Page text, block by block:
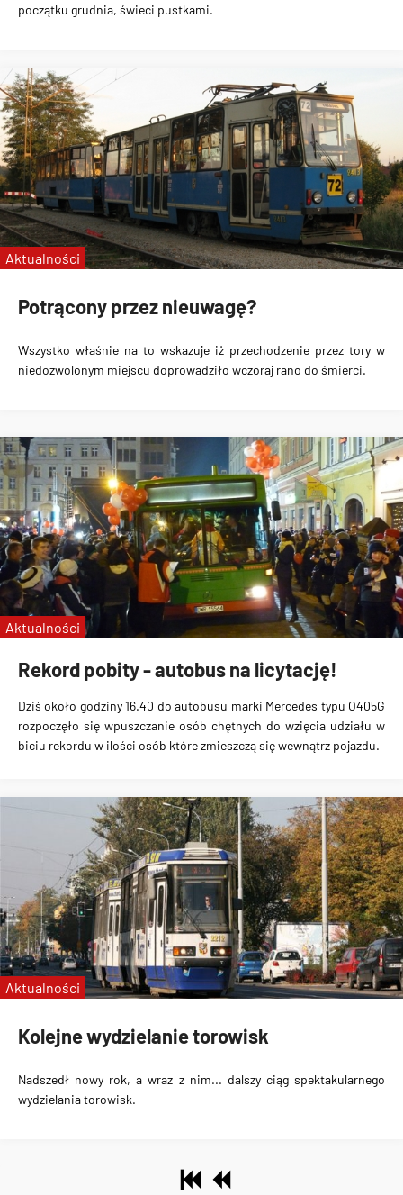
początku grudnia, świeci pustkami.
Potrącony przez nieuwagę?
Wszystko właśnie na to wskazuje iż przechodzenie przez tory w
niedozwolonym miejscu doprowadziło wczoraj rano do śmierci.
Aktualności
Rekord pobity - autobus na licytację!
Dziś około godziny 16.40 do autobusu marki Mercedes typu O405G
rozpoczęło się wpuszczanie osób chętnych do wzięcia udziału w
biciu rekordu w ilości osób które zmieszczą się wewnątrz pojazdu.
Aktualności
Kolejne wydzielanie torowisk
Nadszedł nowy rok, a wraz z nim... dalszy ciąg spektakularnego
wydzielania torowisk.
Aktualności